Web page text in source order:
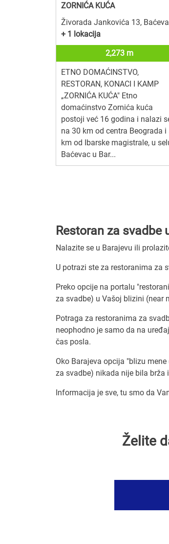
ZORNIĆA KUĆA
Živorada Jankovića 13,
+ 1 lokacija
2,273 m
ETNO DOMAĆINSTVO,
RESTORAN, KONACI I KAMP
„ZORNIĆA KUĆA" Etno
domaćinstvo Zornića kuća
postoji već 16 godina i nalazi
na 30 km od centra Beograda i
km od Ibarske magistrale, u
Baćevac u Bar...
Restoran za svadbe
Nalazite se u Barajevu ili
U potrazi ste za restoranima za
Preko opcije na portalu
za svadbe) u Vašoj blizini (near
Potraga za restoranima za
neophodno je samo da na
čas posla.
Oko Barajeva opcija "blizu
za svadbe) nikada nije bila brža
Informacija je sve, tu smo da
Želite